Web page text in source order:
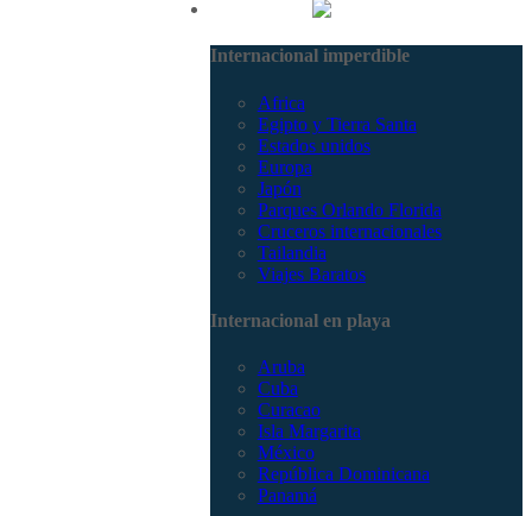
Internacional imperdible
Africa
Egipto y Tierra Santa
Estados unidos
Europa
Japón
Parques Orlando Florida
Cruceros internacionales
Tailandia
Viajes Baratos
Internacional en playa
Aruba
Cuba
Curacao
Isla Margarita
México
República Dominicana
Panamá